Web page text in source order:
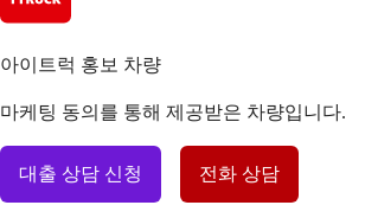
아이트럭 홍보 차량
마케팅 동의를 통해 제공받은 차량입니다.
대출 상담 신청 전화 상담